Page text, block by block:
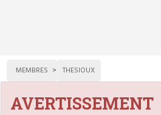
MEMBRES THESIOUX
AVERTISSEMENT